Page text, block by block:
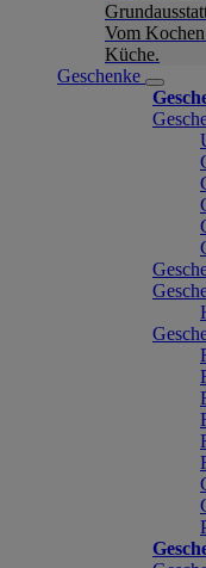
Vom
Küche.
Geschenke